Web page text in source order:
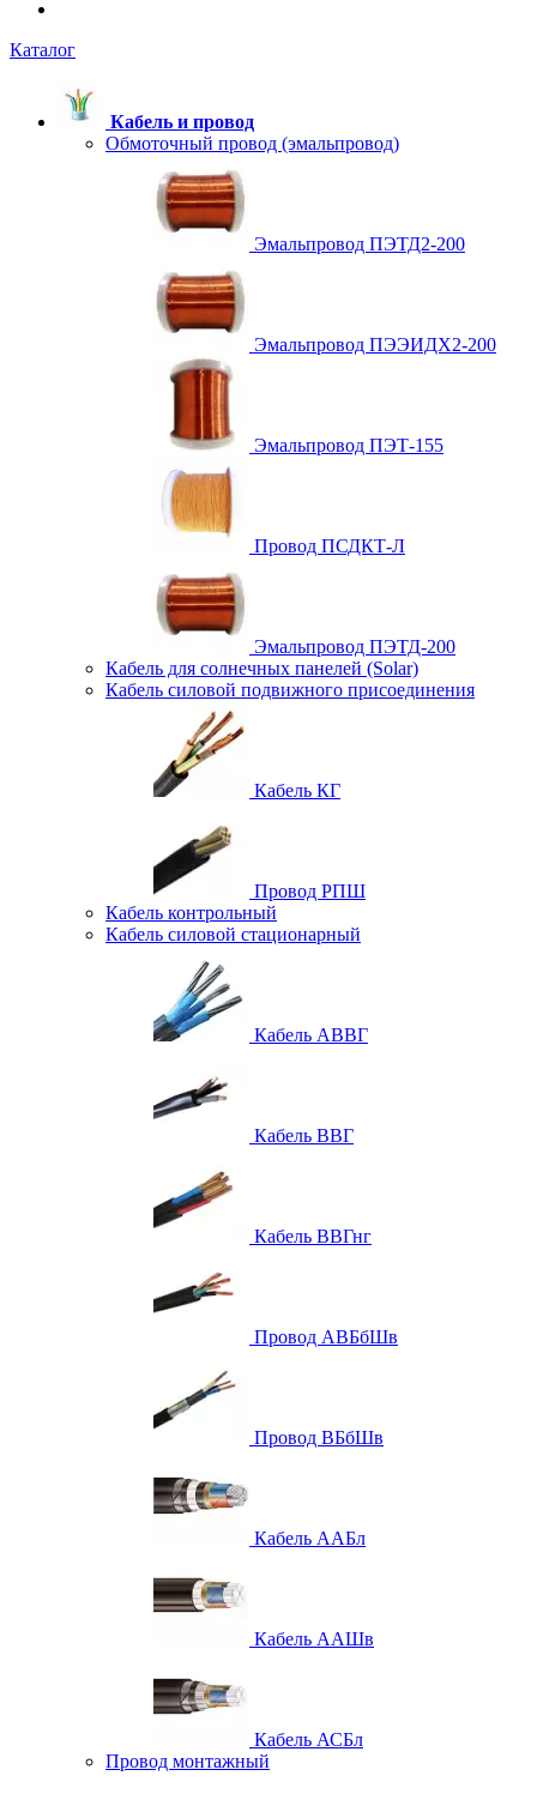
Каталог
Кабель и провод
Обмоточный провод (эмальпровод)
Эмальпровод ПЭТД2-200
Эмальпровод ПЭЭИДХ2-200
Эмальпровод ПЭТ-155
Провод ПСДКТ-Л
Эмальпровод ПЭТД-200
Кабель для солнечных панелей (Solar)
Кабель силовой подвижного присоединения
Кабель КГ
Провод РПШ
Кабель контрольный
Кабель силовой стационарный
Кабель АВВГ
Кабель ВВГ
Кабель ВВГнг
Провод АВБбШв
Провод ВБбШв
Кабель ААБл
Кабель ААШв
Кабель АСБл
Провод монтажный